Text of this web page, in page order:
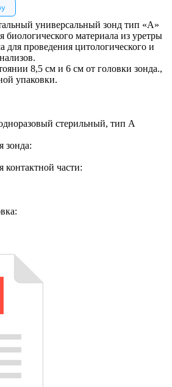
универсальный зонд тип «А»
биологического материала из уретры
для проведения цитологического и
8,5 см и 6 см от головки зонда.,
упаковки.
стерильный, тип А
зонда:
контактной части: